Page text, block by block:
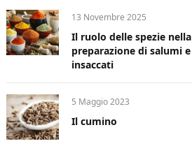
13 Novembre 2025
Il ruolo delle spezie nella
preparazione di salumi e
insaccati
5 Maggio 2023
Il cumino